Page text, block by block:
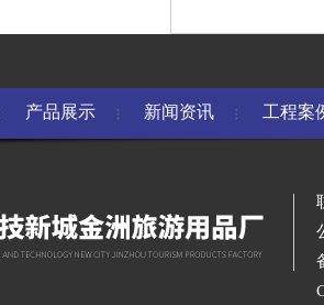
产品展示 新闻资讯 工程案